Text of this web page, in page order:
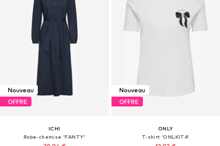
Nouveau
OFFRE
ICHI
Robe-chemise 'FANTY'
Nouveau
OFFRE
ONLY
T-shirt 'ONLKITA'